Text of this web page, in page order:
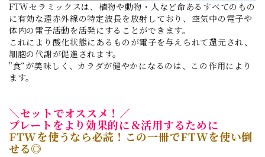
FTWセラミックスは、植物や動物・人など命あるすべてのもの
に有効な遠赤外線の特定波長を放射しており、空気中の電子や
体内の電子活動を活発にすることができます。
これにより酸化状態にあるものが電子を与えられて還元され、
細胞の代謝が促進されます。
"食“が美味しく、カラダが健やかになるのは、この作用により
ます。
＼セットでオススメ！／
プレートをより効果的に＆活用するために
FTWを使うなら必読！この一冊でFTWを使い倒
せる◎